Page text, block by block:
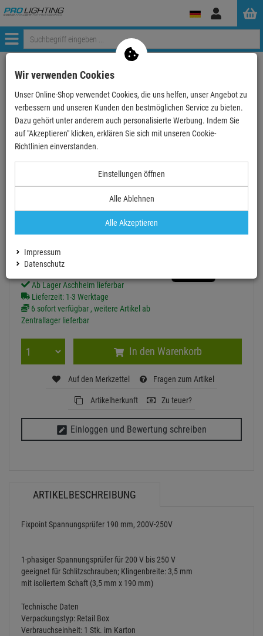
Anmelden
Menü
Weiter einkaufen ProLighting
Fixpoint Spannungsprüfer 190 mm, 200V-250V
Fixpoint Spannungsprüfer 190 mm, 200V-250V
Artikel-Nummer:WT77010
/ Monat
0,84 €
inkl. MwSt. zzgl Versand - frei ab 90,-€ in DE
Ab Lager Aschheim lieferbar
Lieferzeit: 1-3 Werktage
6 sofort verfügbar , weitere Artikel ab
Zentrallager lieferbar
In den Warenkorb
Auf den Merkzettel Fragen zum Artikel
Artikelherkunft Zu teuer?
Einloggen und Bewertung schreiben
ARTIKELBESCHREIBUNG
Fixpoint Spannungsprüfer 190 mm, 200V-250V
1-phasiger Spannungsprüfer für 200 V bis 250 V
geeignet für Schlitzschrauben; Klingenbreite: 3,5 mm
mit isoliertem Schaft (3,5 mm x 190 mm)
Technische Daten
Verpackungstyp: Retail Box
Verbrauchseinheit: 1 Stk. im Karton
Wir verwenden Cookies
Unser Online-Shop verwendet Cookies, die uns helfen, unser Angebot zu
verbessern und unseren Kunden den bestmöglichen Service zu bieten.
Dazu gehört unter anderem auch personalisierte Werbung. Indem Sie
auf "Akzeptieren" klicken, erklären Sie sich mit unseren Cookie-
Richtlinien einverstanden.
Einstellungen öffnen
Alle Ablehnen
Alle Akzeptieren
Impressum
Datenschutz